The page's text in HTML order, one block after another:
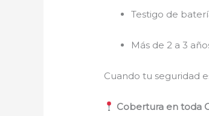
Testigo de
Más de 2 a 3
Cuando tu seguridad
Cobertura en toda